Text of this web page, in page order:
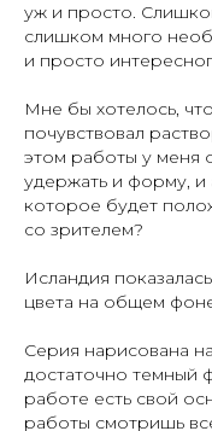
уж и просто.
слишком много
и просто
Мне бы хотелось,
почувствовал
этом работы у меня
удержать и форму,
которое будет
со зрителем?
Исландия
цвета на общем
Серия нарисована
достаточно темный
работе есть свой
работы смотришь